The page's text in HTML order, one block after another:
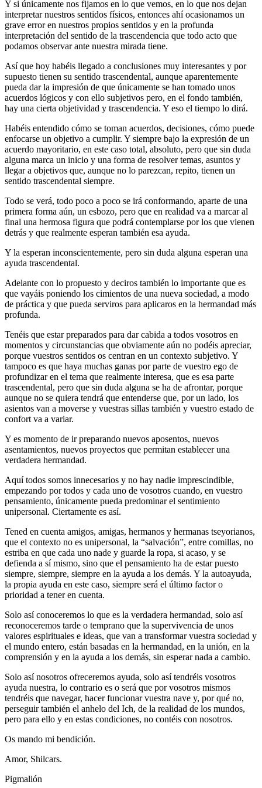
Y si únicamente nos fijamos en lo que vemos, en lo que nos dejan
interpretar nuestros sentidos físicos, entonces ahí ocasionamos un
grave error en nuestros propios sentidos y en la profunda
interpretación del sentido de la trascendencia que todo acto que
podamos observar ante nuestra mirada tiene.
Así que hoy habéis llegado a conclusiones muy interesantes y por
supuesto tienen su sentido trascendental, aunque aparentemente
pueda dar la impresión de que únicamente se han tomado unos
acuerdos lógicos y con ello subjetivos pero, en el fondo también,
hay una cierta objetividad y trascendencia. Y eso el tiempo lo dirá.
Habéis entendido cómo se toman acuerdos, decisiones, cómo puede
enfocarse un objetivo a cumplir. Y siempre bajo la expresión de un
acuerdo mayoritario, en este caso total, absoluto, pero que sin duda
alguna marca un inicio y una forma de resolver temas, asuntos y
llegar a objetivos que, aunque no lo parezcan, repito, tienen un
sentido trascendental siempre.
Todo se verá, todo poco a poco se irá conformando, aparte de una
primera forma aún, un esbozo, pero que en realidad va a marcar al
final una hermosa figura que podrá contemplarse por los que vienen
detrás y que realmente esperan también esa ayuda.
Y la esperan inconscientemente, pero sin duda alguna esperan una
ayuda trascendental.
Adelante con lo propuesto y deciros también lo importante que es
que vayáis poniendo los cimientos de una nueva sociedad, a modo
de práctica y que pueda serviros para aplicaros en la hermandad más
profunda.
Tenéis que estar preparados para dar cabida a todos vosotros en
momentos y circunstancias que obviamente aún no podéis apreciar,
porque vuestros sentidos os centran en un contexto subjetivo. Y
tampoco es que haya muchas ganas por parte de vuestro ego de
profundizar en el tema que realmente interesa, que es esa parte
trascendental, pero que sin duda alguna se ha de afrontar, porque
aunque no se quiera tendrá que entenderse que, por un lado, los
asientos van a moverse y vuestras sillas también y vuestro estado de
confort va a variar.
Y es momento de ir preparando nuevos aposentos, nuevos
asentamientos, nuevos proyectos que permitan establecer una
verdadera hermandad.
Aquí todos somos innecesarios y no hay nadie imprescindible,
empezando por todos y cada uno de vosotros cuando, en vuestro
pensamiento, únicamente pueda predominar el sentimiento
unipersonal. Ciertamente es así.
Tened en cuenta amigos, amigas, hermanos y hermanas tseyorianos,
que el contexto no es unipersonal, la “salvación”, entre comillas, no
estriba en que cada uno nade y guarde la ropa, si acaso, y se
defienda a sí mismo, sino que el pensamiento ha de estar puesto
siempre, siempre, siempre en la ayuda a los demás. Y la autoayuda,
la propia ayuda en este caso, siempre será el último factor o
prioridad a tener en cuenta.
Solo así conoceremos lo que es la verdadera hermandad, solo así
reconoceremos tarde o temprano que la supervivencia de unos
valores espirituales e ideas, que van a transformar vuestra sociedad y
el mundo entero, están basadas en la hermandad, en la unión, en la
comprensión y en la ayuda a los demás, sin esperar nada a cambio.
Solo así nosotros ofreceremos ayuda, solo así tendréis vosotros
ayuda nuestra, lo contrario es o será que por vosotros mismos
tendréis que navegar, hacer funcionar vuestra nave y, por qué no,
perseguir también el anhelo del Ich, de la realidad de los mundos,
pero para ello y en estas condiciones, no contéis con nosotros.
Os mando mi bendición.
Amor, Shilcars.
Pigmalión